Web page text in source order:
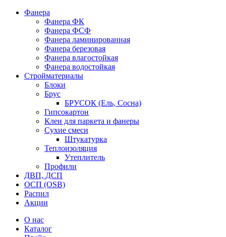
Фанера
Фанера ФК
Фанера ФСФ
Фанера ламинированная
Фанера березовая
Фанера влагостойкая
Фанера водостойкая
Стройматериалы
Блоки
Брус
БРУСОК (Ель, Сосна)
Гипсокартон
Клеи для паркета и фанеры
Сухие смеси
Штукатурка
Теплоизоляция
Утеплитель
Профили
ДВП, ДСП
ОСП (OSB)
Распил
Акции
О нас
Каталог